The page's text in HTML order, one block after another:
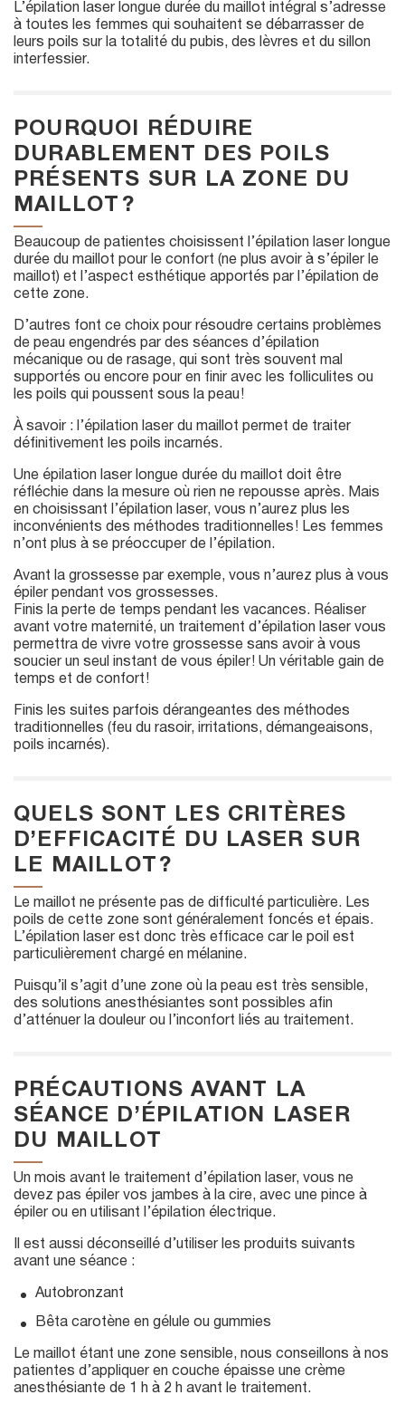
L’épilation laser longue durée du maillot intégral s’adresse
à toutes les femmes qui souhaitent se débarrasser de
leurs poils sur la totalité du pubis, des lèvres et du sillon
interfessier.
POURQUOI RÉDUIRE
DURABLEMENT DES POILS
PRÉSENTS SUR LA ZONE DU
MAILLOT ?
Beaucoup de patientes choisissent l’épilation laser longue
durée du maillot pour le confort (ne plus avoir à s’épiler le
maillot) et l’aspect esthétique apportés par l’épilation de
cette zone.
D’autres font ce choix pour résoudre certains problèmes
de peau engendrés par des séances d’épilation
mécanique ou de rasage, qui sont très souvent mal
supportés ou encore pour en finir avec les folliculites ou
les poils qui poussent sous la peau !
À savoir : l’épilation laser du maillot permet de traiter
définitivement les poils incarnés.
Une épilation laser longue durée du maillot doit être
réfléchie dans la mesure où rien ne repousse après. Mais
en choisissant l’épilation laser, vous n’aurez plus les
inconvénients des méthodes traditionnelles ! Les femmes
n’ont plus à se préoccuper de l’épilation.
Avant la grossesse par exemple, vous n’aurez plus à vous
épiler pendant vos grossesses.
Finis la perte de temps pendant les vacances. Réaliser
avant votre maternité, un traitement d’épilation laser vous
permettra de vivre votre grossesse sans avoir à vous
soucier un seul instant de vous épiler ! Un véritable gain de
temps et de confort !
Finis les suites parfois dérangeantes des méthodes
traditionnelles (feu du rasoir, irritations, démangeaisons,
poils incarnés).
QUELS SONT LES CRITÈRES
D’EFFICACITÉ DU LASER SUR
LE MAILLOT ?
Le maillot ne présente pas de difficulté particulière. Les
poils de cette zone sont généralement foncés et épais.
L’épilation laser est donc très efficace car le poil est
particulièrement chargé en mélanine.
Puisqu’il s’agit d’une zone où la peau est très sensible,
des solutions anesthésiantes sont possibles afin
d’atténuer la douleur ou l’inconfort liés au traitement.
PRÉCAUTIONS AVANT LA
SÉANCE D’ÉPILATION LASER
DU MAILLOT
Un mois avant le traitement d’épilation laser, vous ne
devez pas épiler vos jambes à la cire, avec une pince à
épiler ou en utilisant l’épilation électrique.
Il est aussi déconseillé d’utiliser les produits suivants
avant une séance :
Autobronzant
Bêta carotène en gélule ou gummies
Le maillot étant une zone sensible, nous conseillons à nos
patientes d’appliquer en couche épaisse une crème
anesthésiante de 1 h à 2 h avant le traitement.